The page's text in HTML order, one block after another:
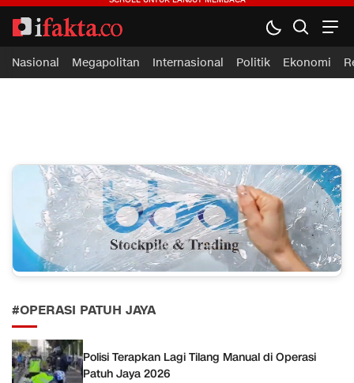
ifakta.co
#pastibenar
Nasional Megapolitan Internasional Politik Ekonomi
#OPERASI PATUH JAYA
Polisi Terapkan Lagi Tilang Manual di Operasi
Patuh Jaya 2026